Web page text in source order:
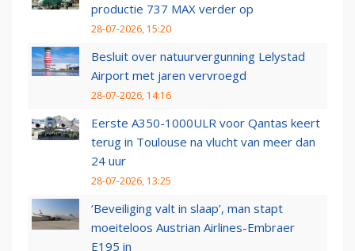
productie 737 MAX verder op
28-07-2026, 15:20
Besluit over natuurvergunning Lelystad
Airport met jaren vervroegd
28-07-2026, 14:16
Eerste A350-1000ULR voor Qantas keert
terug in Toulouse na vlucht van meer dan
24 uur
28-07-2026, 13:25
‘Beveiliging valt in slaap’, man stapt
moeiteloos Austrian Airlines-Embraer
E195 in